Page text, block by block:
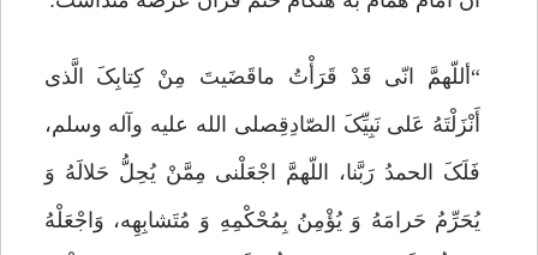
“أللّهمَّ انّى قَدْ قَرَأْتُ ماقَضَیتَ مِنْ کِتابِکَ الَّذى
أَنْزَلْتَهُ عَلى نَبِیِّکَ الصّادِقِ‏صلى الله علیه وآله وسلم،
فَلَکَ الحمدُ رَبَّنا، اللّهمَّ اجْعَلْنى مِمَّنْ یُحِلُّ حَلالَهُ وَ
یُحَرِّمُ حَرامَهُ وَ یُؤْمِنُ بِمُحْکْمِهِ وَ مُتَشابِهِه، وَاجْعَلْهُ